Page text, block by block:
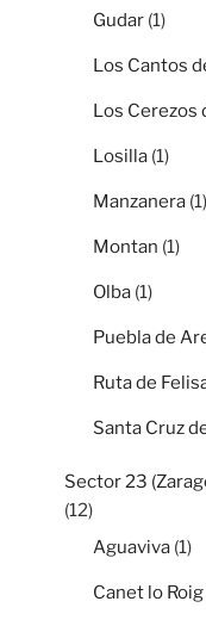
Gudar (1)
Los Cantos
Los Cerezos
Losilla (1)
Manzanera (1)
Montan (1)
Olba (1)
Puebla de
Ruta de
Santa Cruz
Sector 23
(12)
Aguaviva (1)
Canet lo Roig